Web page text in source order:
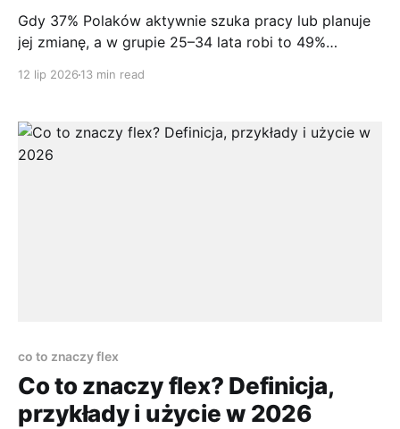
Gdy 37% Polaków aktywnie szuka pracy lub planuje
jej zmianę, a w grupie 25–34 lata robi to 49%
„wszyscy siedzą spokojnie na swoich miejscach”
rok. To zmienia sposób myślenia o karierze.
Mobilność zawodowa nie oznacza
12 lip 2026 13 min read
co to znaczy flex
Co to znaczy flex? Definicja,
przykłady i użycie w 2026